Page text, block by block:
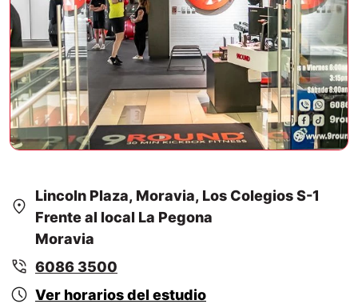
Lincoln Plaza, Moravia, Los Colegios S-1
Frente al local La Pegona
Moravia
6086 3500
Ver horarios del estudio